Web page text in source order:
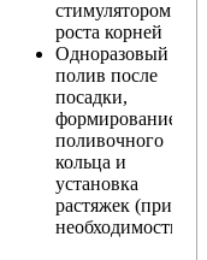
стимулятором
роста корней
Одноразовый
полив после
посадки,
формирование
поливочного
кольца и
установка
растяжек (при
необходимости)